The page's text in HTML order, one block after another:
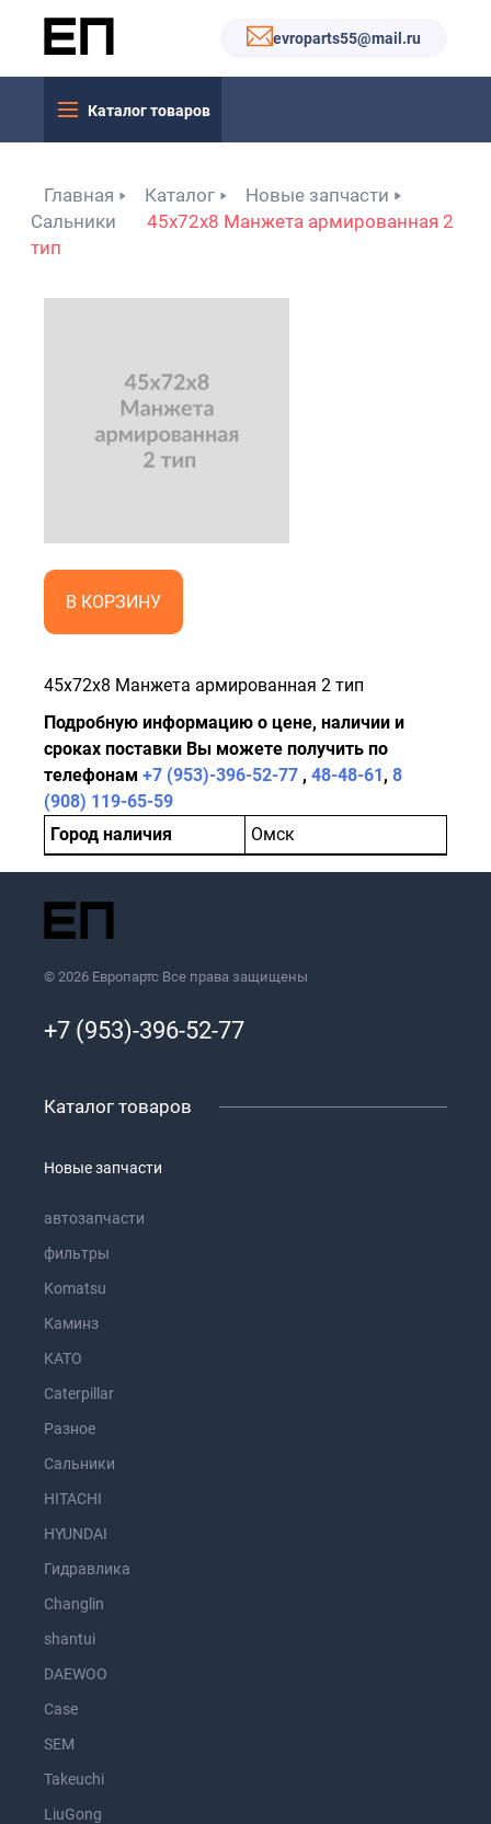
evroparts55@mail.ru
Каталог товаров
Главная Каталог
Новые запчасти
Сальники
45x72x8 Манжета армированная 2
тип
В КОРЗИНУ
45x72x8 Манжета армированная 2 тип
Подробную информацию о цене, наличии и
сроках поставки Вы можете получить по
телефонам +7 (953)-396-52-77 , 48-48-61, 8
(908) 119-65-59
Город наличия
Омск
© 2026 Европартс Все права защищены
+7 (953)-396-52-77
Каталог товаров
Новые запчасти
автозапчасти
фильтры
Komatsu
Каминз
KATO
Caterpillar
Разное
Сальники
HITACHI
HYUNDAI
Гидравлика
Changlin
shantui
DAEWOO
Case
SEM
Takeuchi
LiuGong